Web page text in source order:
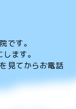
です。
ます。
見てからお電話